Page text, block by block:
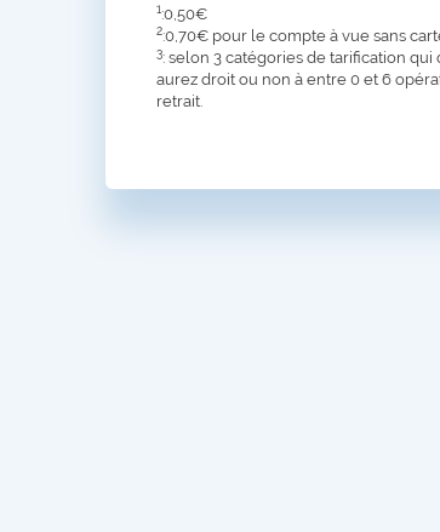
1:0,50€
2:0,70€ pour le compte à vue sans
3: selon 3 catégories de tarification
aurez droit ou non à entre 0 et 6
retrait.